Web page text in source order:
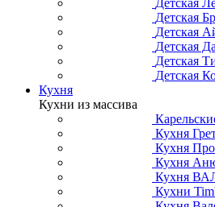
Детская
Детская
Детская
Детская
Детская
Кухня
Кухни из массива
Кухня
Кухня
Кухня
Кухня
Кухни